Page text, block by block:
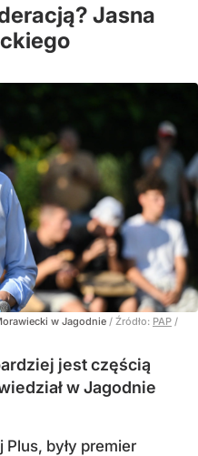
Jasna
w Jagodnie / Źródło: PAP /
jest częścią
w Jagodnie
były premier